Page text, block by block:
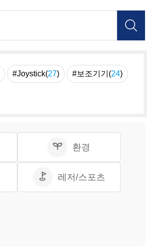
#Joystick(27) #보조기기(24)
환경
레저/스포츠